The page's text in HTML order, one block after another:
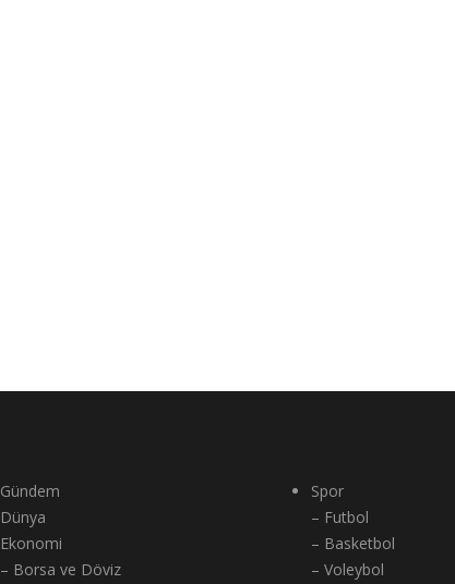
Gündem
Dünya
Ekonomi
– Borsa ve Döviz
Spor
– Futbol
– Basketbol
– Voleybol